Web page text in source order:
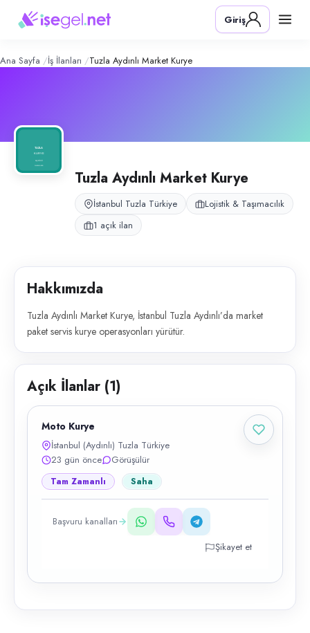
Aydınlı Market Kurye– Şirket
Konum:
Tuzla Aydınlı Market Kurye, İstanbul Tuzla Aydınlı’da market paket
Giriş
Ana Sayfa İş İlanları Tuzla Aydınlı Market Kurye
Tuzla Aydınlı Market Kurye
İstanbul Tuzla Türkiye
Lojistik & Taşımacılık
1 açık ilan
Hakkımızda
Tuzla Aydınlı Market Kurye, İstanbul Tuzla Aydınlı’da market
paket servis kurye operasyonları yürütür.
Açık İlanlar (1)
Moto Kurye
İstanbul (Aydınlı) Tuzla Türkiye
23 gün önce
Görüşülür
Tam Zamanlı Saha
Başvuru kanalları
Şikayet et